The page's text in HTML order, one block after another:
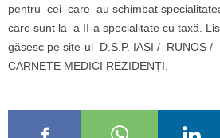
pentru cei care au schimbat
care sunt la a II-a specialitate cu taxă.
găsesc pe site-ul D.S.P. IAȘI / RUNOS /
CARNETE MEDICI REZIDENȚI.